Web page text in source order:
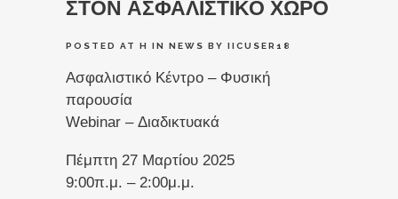
ΣΤΟΝ ΑΣΦΑΛΙΣΤΙΚΟ ΧΩΡΟ
POSTED AT H IN NEWS BY IICUSER18
Ασφαλιστικό Κέντρο – Φυσική
παρουσία
Webinar – Διαδικτυακά
Πέμπτη 27 Μαρτίου 2025
9:00π.μ. – 2:00μ.μ.